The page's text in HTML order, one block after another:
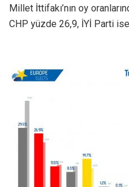
Millet İttifakı’nın oy
CHP yüzde 26,9, İYİ Parti